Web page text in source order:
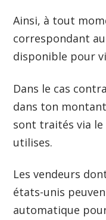
Ainsi, à tout
correspondant
disponible pour
Dans le cas
dans ton
sont traités via
utilises.
Les vendeurs
états-unis
automatique